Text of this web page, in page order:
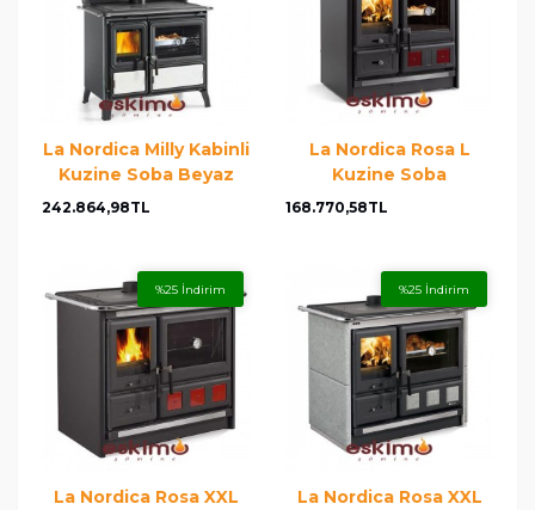
La Nordica Milly Kabinli
Kuzine Soba Beyaz
242.864,98TL
La Nordica Rosa L
Kuzine Soba
168.770,58TL
%25 İndirim
La Nordica Rosa XXL
%25 İndirim
La Nordica Rosa XXL